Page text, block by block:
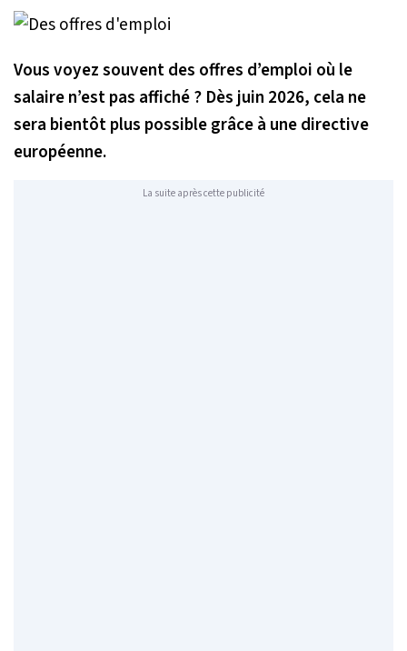
Vous voyez souvent des offres d’emploi où le
salaire n’est pas affiché ? Dès juin 2026, cela ne
sera bientôt plus possible grâce à une directive
européenne.
La suite après cette publicité